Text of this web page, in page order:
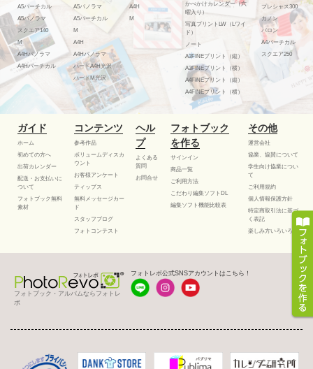
A5バーチカル
A5パノラマ
スクエア140
M
A4Hパノラマ
A4Hバーチカル
A5パノラマ
A5バーチカル
M
A4H
A4Hパノラマ
ハードA4H光沢
ハードM光沢
A4H
M
かべかけカレンダー（六
曜入り）
写真プリントLW（Lワイ
ド）
ノート
A3FINEプリント（縦）
A3FINEプリント（横）
A4FINEプリント（縦）
A4FINEプリント（横）
プレシャス300
カノン
バロン
A4バーチカル
スクエア250
ガイド
ホーム
初めての方へ
出荷カレンダー
配送・お支払いに
ついて
フォトブック無料
素材
コンテンツ
参考作品
ボリュームディスカ
ウント
お客様アンケート
ティップス
無料メッセージカー
ド
スタッフブログ
フォトコンテスト
ヘル
プ
よくある
質問
お問合せ
フォトブック
を作る
サインイン
商品一覧
ご利用方法
こだわり編集ソフトDL
編集ソフト機能比較表
その他
運営会社
協業、協賛について
学生向け協業につい
て
ご利用規約
個人情報保護方針
特定商取引法に基づ
く表記
楽しみ方いろいろ
フォトブック・アルバムならフォトレ
ボ
フォトレボ公式SNSアカウントはこちら！